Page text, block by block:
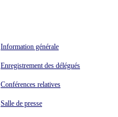
Information générale
Enregistrement des délégués
Conférences relatives
Salle de presse